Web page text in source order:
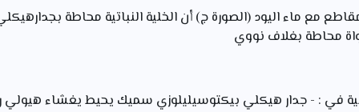
مع ماء اليود (الصورة ج) أن الخلية النباتية محاطة
محاطة بغلاف نووي
في : - جدار هيكلي بيكتوسيليلوزي سميك يحيط يغشاء هيولي